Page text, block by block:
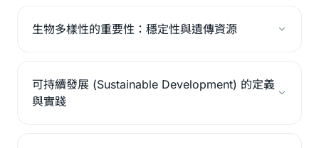
生物多樣性的重要性：穩定性與遺傳資源
可持續發展 (Sustainable Development) 的定義
與實踐